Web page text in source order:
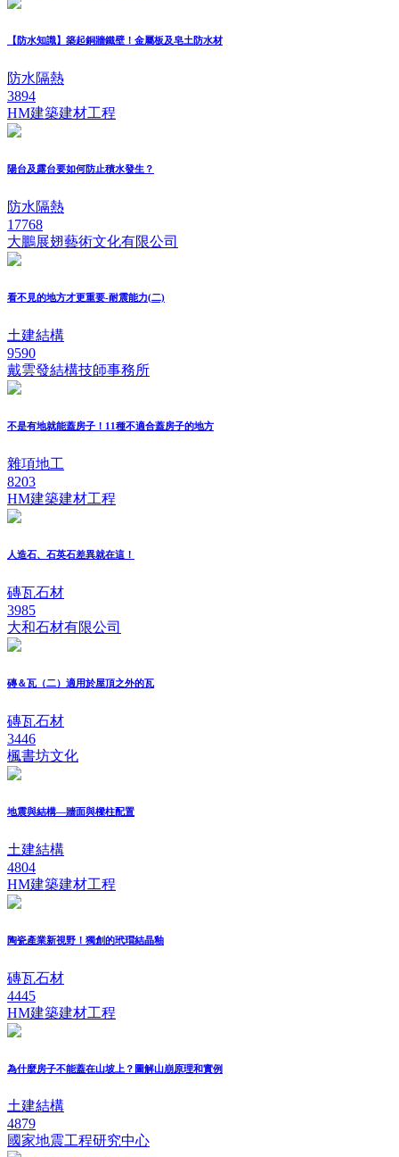
【防水知識】築起銅牆鐵壁！金屬板及皂土防水材
防水隔熱
3894
HM建築建材工程
陽台及露台要如何防止積水發生？
防水隔熱
17768
大鵬展翅藝術文化有限公司
看不見的地方才更重要-耐震能力(二)
土建結構
9590
戴雲發結構技師事務所
不是有地就能蓋房子！11種不適合蓋房子的地方
雜項地工
8203
HM建築建材工程
人造石、石英石差異就在這！
磚瓦石材
3985
大和石材有限公司
磚＆瓦（二）適用於屋頂之外的瓦
磚瓦石材
3446
楓書坊文化
地震與結構—牆面與樑柱配置
土建結構
4804
HM建築建材工程
陶瓷產業新視野！獨創的玳瑁結晶釉
磚瓦石材
4445
HM建築建材工程
為什麼房子不能蓋在山坡上？圖解山崩原理和實例
土建結構
4879
國家地震工程研究中心